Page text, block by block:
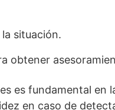
situación.
obtener
es fundamental
en caso de